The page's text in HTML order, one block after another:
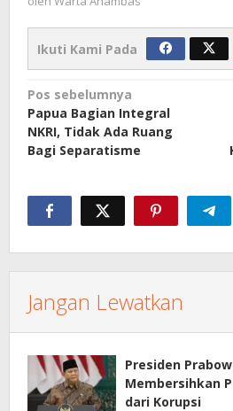
Ikuti Kami Pada
Navigasi
pos
Pos sebelumnya
Papua Bagian Integral
NKRI, Tidak Ada Ruang
Bagi Separatisme
Jangan Lewatkan
Presiden
Membersihkan
dari Korupsi